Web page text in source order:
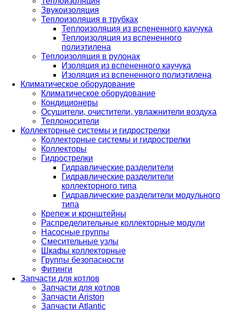
Звукоизоляция
Теплоизоляция в трубках
Теплоизоляция из вспененного каучука
Теплоизоляция из вспененного
полиэтилена
Теплоизоляция в рулонах
Изоляция из вспененного каучука
Изоляция из вспененного полиэтилена
Климатическое оборудование
Климатическое оборудование
Кондиционеры
Осушители, очистители, увлажнители воздуха
Теплоносители
Коллекторные системы и гидрострелки
Коллекторные системы и гидрострелки
Коллекторы
Гидрострелки
Гидравлические разделители
Гидравлические разделители
коллекторного типа
Гидравлические разделители модульного
типа
Крепеж и кронштейны
Распределительные коллекторные модули
Насосные группы
Смесительные узлы
Шкафы коллекторные
Группы безопасности
Фитинги
Запчасти для котлов
Запчасти для котлов
Запчасти Ariston
Запчасти Atlantic